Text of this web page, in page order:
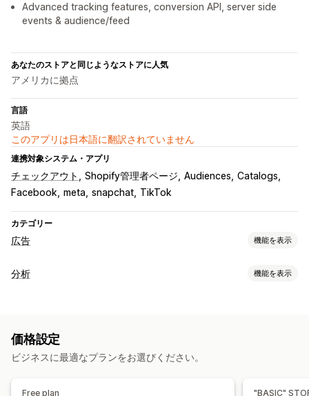
Advanced tracking features, conversion API, server side
events & audience/feed
あなたのストアと同じようなストアに人気
アメリカに拠点
言語
英語
このアプリは日本語に翻訳されていません
連携対象システム・アプリ
チェックアウト Shopify管理者ページ Audiences Catalogs
Facebook meta snapchat TikTok
カテゴリー
広告 機能を表示
ターゲティング
商品カテゴリー
SNS
ウェブサイト
分析 機能を表示
セグメンテーション
コホート分析
価格設定
ビジネスに最適なプランをお選びください。
Free plan "BASIC"